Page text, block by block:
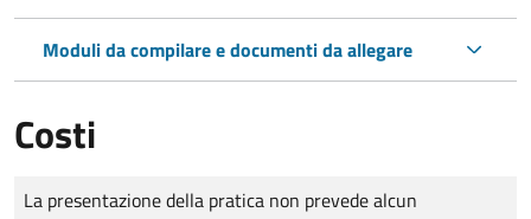
Moduli da compilare e documenti da allegare
Costi
Tipo di pagamento
Importo
La presentazione della pratica non prevede alcun